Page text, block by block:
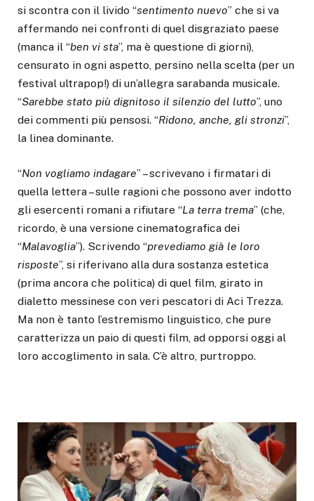
si scontra con il livido “sentimento nuevo” che si va
affermando nei confronti di quel disgraziato paese
(manca il “ben vi sta”, ma è questione di giorni),
censurato in ogni aspetto, persino nella scelta (per un
festival ultrapop!) di un’allegra sarabanda musicale.
“Sarebbe stato più dignitoso il silenzio del lutto”, uno
dei commenti più pensosi. “Ridono, anche, gli stronzi”,
la linea dominante.
“Non vogliamo indagare” – scrivevano i firmatari di
quella lettera – sulle ragioni che possono aver indotto
gli esercenti romani a rifiutare “La terra trema” (che,
ricordo, è una versione cinematografica dei
“Malavoglia”). Scrivendo “prevediamo già le loro
risposte”, si riferivano alla dura sostanza estetica
(prima ancora che politica) di quel film, girato in
dialetto messinese con veri pescatori di Aci Trezza.
Ma non è tanto l’estremismo linguistico, che pure
caratterizza un paio di questi film, ad opporsi oggi al
loro accoglimento in sala. C’è altro, purtroppo.